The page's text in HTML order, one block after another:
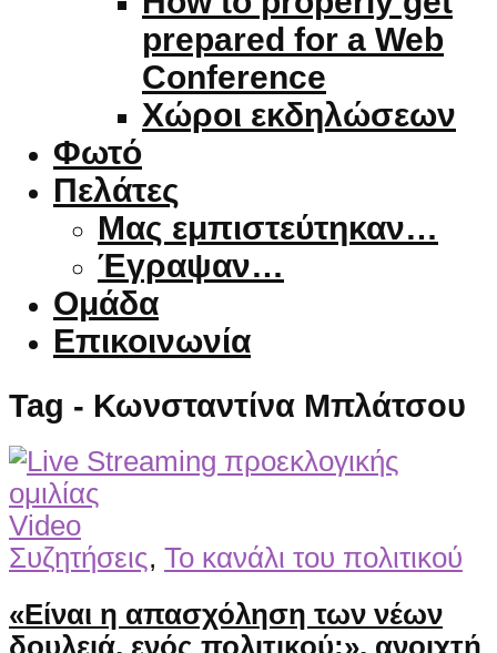
prepared for a Web
Conference
Χώροι εκδηλώσεων
Φωτό
Πελάτες
Μας εμπιστεύτηκαν…
Έγραψαν…
Ομάδα
Επικοινωνία
Tag - Κωνσταντίνα Μπλάτσου
Video
Συζητήσεις, Το κανάλι του πολιτικού
«Είναι η απασχόληση των νέων
δουλειά, ενός πολιτικού;», ανοιχτή